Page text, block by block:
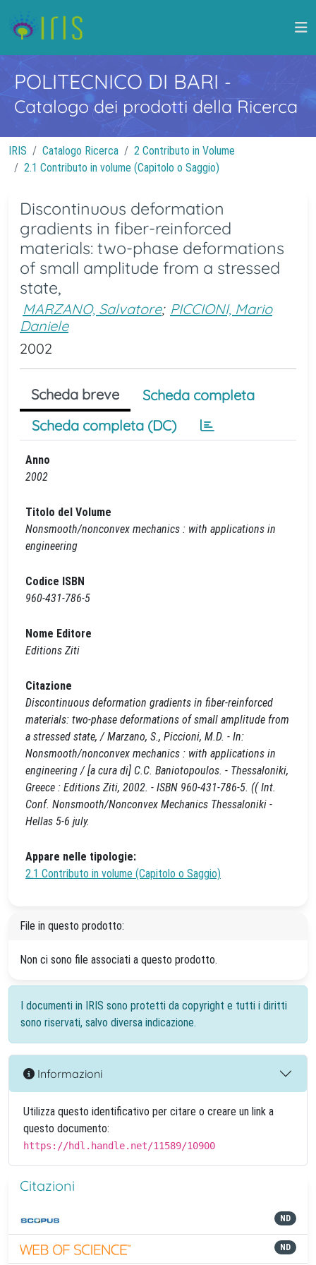
POLITECNICO DI BARI -
Catalogo dei prodotti della Ricerca
IRIS Catalogo Ricerca
2 Contributo in Volume
2.1 Contributo in volume (Capitolo o Saggio)
Discontinuous deformation
gradients in fiber-reinforced
materials: two-phase deformations
of small amplitude from a stressed
state,
MARZANO, Salvatore; PICCIONI, Mario
Daniele
2002
Scheda breve
Scheda completa
Scheda completa (DC)
Anno
2002
Titolo del Volume
Nonsmooth/nonconvex mechanics : with applications in
engineering
Codice ISBN
960-431-786-5
Nome Editore
Editions Ziti
Citazione
Discontinuous deformation gradients in fiber-reinforced
materials: two-phase deformations of small amplitude from
a stressed state, / Marzano, S., Piccioni, M.D. - In:
Nonsmooth/nonconvex mechanics : with applications in
engineering / [a cura di] C.C. Baniotopoulos. - Thessaloniki,
Greece : Editions Ziti, 2002. - ISBN 960-431-786-5. (( Int.
Conf. Nonsmooth/Nonconvex Mechanics Thessaloniki -
Hellas 5-6 july.
Appare nelle tipologie:
2.1 Contributo in volume (Capitolo o Saggio)
File in questo prodotto:
Non ci sono file associati a questo prodotto.
I documenti in IRIS sono protetti da copyright e tutti i diritti
sono riservati, salvo diversa indicazione.
Informazioni
Utilizza questo identificativo per citare o creare un link a
questo documento:
https://hdl.handle.net/11589/10900
Citazioni
ND
ND